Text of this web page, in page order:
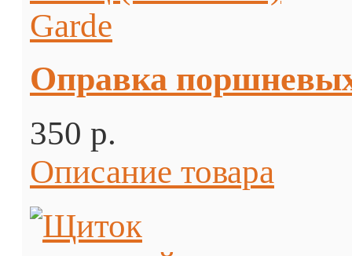
Оправка
350 p.
Описание товара